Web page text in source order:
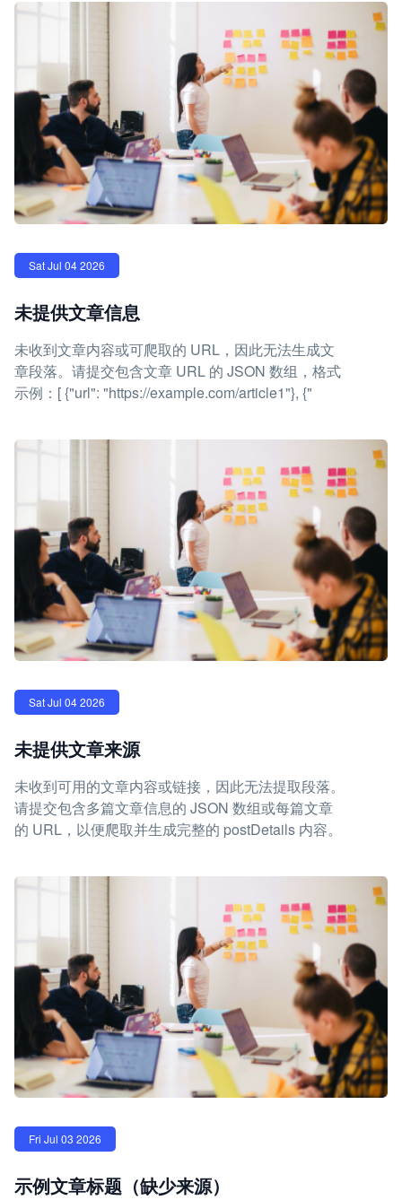
Sat Jul 04 2026
未提供文章信息
未收到文章内容或可爬取的 URL，因此无法生成文
章段落。请提交包含文章 URL 的 JSON 数组，格式
示例：[ {"url": "https://example.com/article1"}, {"
Sat Jul 04 2026
未提供文章来源
未收到可用的文章内容或链接，因此无法提取段落。
请提交包含多篇文章信息的 JSON 数组或每篇文章
的 URL，以便爬取并生成完整的 postDetails 内容。
Fri Jul 03 2026
示例文章标题（缺少来源）